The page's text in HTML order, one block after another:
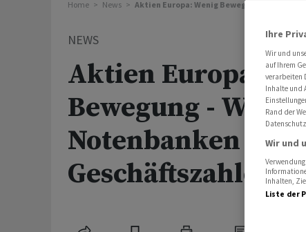
Home News Aktien Europa: Wenig Bewegung - Warten
NEWS
Aktien Europa:
Bewegung -
Notenbanken und
Geschäftszahlen
Ihre
Wir und
auf Ihrem
verarbeiten
Inhalte und
Rand der
Wir und
Inhalten,
Liste der